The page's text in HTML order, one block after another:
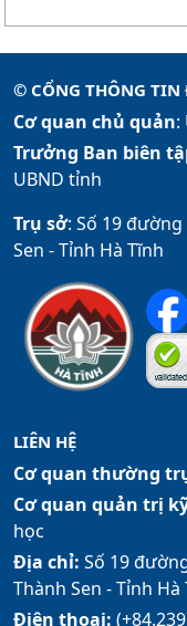
© CỔNG THÔNG
Cơ quan chủ quản:
Trưởng Ban biên
UBND tỉnh
Trụ sở: Số 19
Sen - Tỉnh Hà Tĩnh
LIÊN HỆ
Cơ quan thường
Cơ quan quản trị
học
Địa chỉ: Số 19
Thành Sen - Tỉnh Hà
Điện thoại: